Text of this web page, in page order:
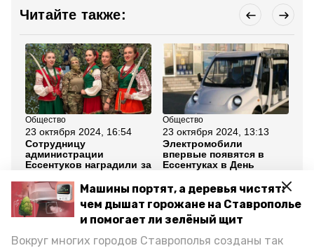
Машины портят, а деревья чистят:
чем дышат горожане на Ставрополье
и помогает ли зелёный щит
Вокруг многих городов Ставрополья созданы так
Читайте также:
Общество
23 октября 2024, 16:54
Сотрудницу
администрации
Ессентуков наградили за
СВО
Общество
23 октября 2024, 13:13
Электромобили
впервые появятся в
Ессентуках в День
Все новости